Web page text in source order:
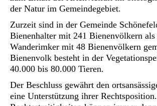
der Natur im Gemeindegebiet.
Zurzeit sind in der Gemeinde
Bienenhalter mit 241 Bienenvölkern als
Wanderimker mit 48 Bienenvölkern
Bienenvolk besteht in der
40.000 bis 80.000 Tieren.
Der Beschluss gewährt den
eine Unterstützung ihrer Rechtsposition.